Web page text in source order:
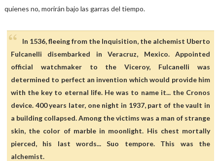
quienes no, morirán bajo las garras del tiempo.
In 1536, fleeing from the Inquisition, the alchemist Uberto
Fulcanelli disembarked in Veracruz, Mexico. Appointed
official watchmaker to the Viceroy, Fulcanelli was
determined to perfect an invention which would provide him
with the key to eternal life. He was to name it... the Cronos
device. 400 years later, one night in 1937, part of the vault in
a building collapsed. Among the victims was a man of strange
skin, the color of marble in moonlight. His chest mortally
pierced, his last words... Suo tempore. This was the
alchemist.